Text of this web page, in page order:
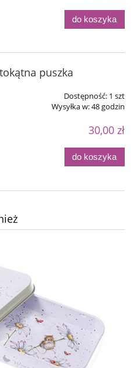
do koszyka
puszka
Dostępność: 1 szt
Wysyłka w:48 godzin
30,00 zł
do koszyka